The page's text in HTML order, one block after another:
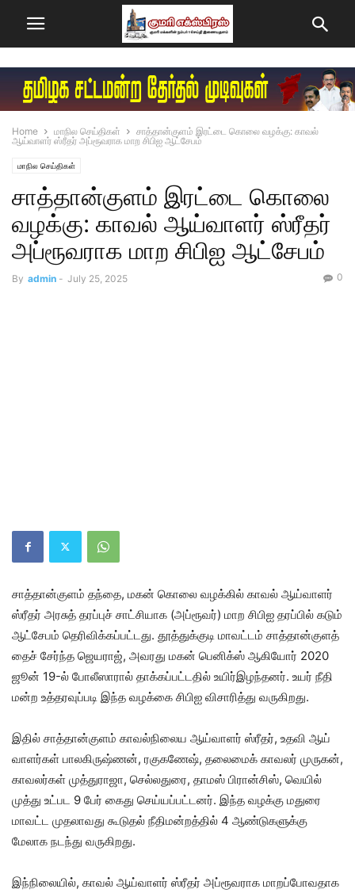
Home மாநில செய்திகள்
சாத்தான்குளம் இரட்டை கொலை வழக்கு: காவல்
ஆய்வாளர் ஸ்ரீதர் அப்ரூவராக மாற சிபிஐ ஆட்சேபம்
மாநில செய்திகள்
சாத்தான்குளம் இரட்டை கொலை
வழக்கு: காவல் ஆய்வாளர் ஸ்ரீதர்
அப்ரூவராக மாற சிபிஐ ஆட்சேபம்
By admin - July 25, 2025 0
சாத்​தான்​குளம் தந்​தை, மகன் கொலை வழக்​கில் காவல் ஆய்​வாளர்
ஸ்ரீதர் அரசுத் தரப்​புச் சாட்​சி​யாக (அப்​ரூவர்) மாற சிபிஐ தரப்​பில் கடும்
ஆட்​சேபம் தெரிவிக்​கப்​பட்​டது. தூத்​துக்​குடி மாவட்​டம் சாத்​தான்​குளத்​
தைச் சேர்ந்த ஜெய​ராஜ், அவரது மகன் பெனிக்ஸ் ஆகியோர் 2020
ஜூன் 19-ல் போலீ​ஸா​ரால் தாக்​கப்​பட்​ட​தில் உயிர்​இழந்​தனர். உயர் நீதி​
மன்ற உத்​தர​வுப்படி இந்த வழக்கை சிபிஐ விசா​ரித்து வரு​கிறது.
இதில் சாத்​தான்​குளம் காவல்​நிலைய ஆய்​வாளர் ஸ்ரீதர், உதவி ஆய்​
வாளர்​கள் பால​கிருஷ்ணன், ரகு​கணேஷ், தலை​மைக் காவலர் முரு​கன்,
காவலர்​கள் முத்​து​ராஜா, செல்​லதுரை, தாமஸ் பிரான்​சிஸ், வெயில் ​
முத்து உட்பட 9 பேர் கைது செய்​யப்​பட்​டனர். இந்த வழக்கு மதுரை
மாவட்ட முதலா​வது கூடு​தல் நீதி​மன்​றத்​தில் 4 ஆண்​டு​களுக்கு
மேலாக நடந்து வரு​கிறது.
இந்​நிலை​யில், காவல் ஆய்​வாளர் ஸ்ரீதர் அப்​ரூவராக மாறப்​போவ​தாக